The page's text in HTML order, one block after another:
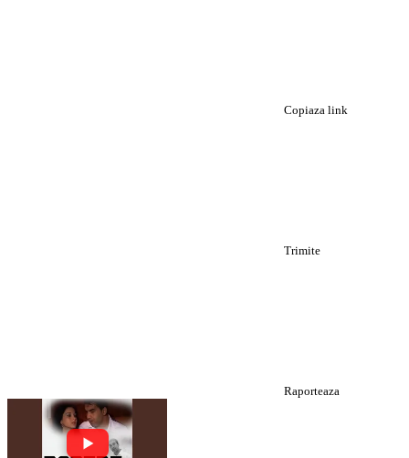
Copiaza link
Trimite
Raporteaza